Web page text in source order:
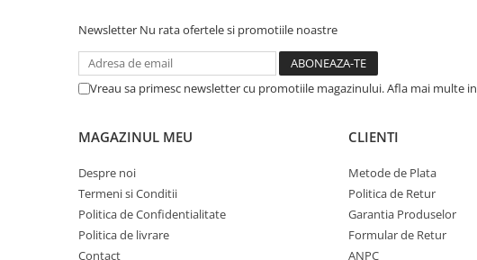
Newsletter Nu rata ofertele si promotiile noastre
Vreau sa primesc newsletter cu promotiile magazinului. Afla mai multe in
MAGAZINUL MEU
Despre noi
Termeni si Conditii
Politica de Confidentialitate
Politica de livrare
Contact
CLIENTI
Metode de Plata
Politica de Retur
Garantia Produselor
Formular de Retur
ANPC